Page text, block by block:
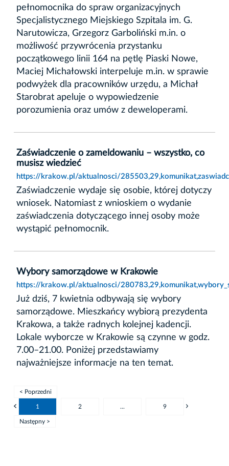
pełnomocnika do spraw organizacyjnych
Specjalistycznego Miejskiego Szpitala im. G.
Narutowicza, Grzegorz Garboliński m.in. o
możliwość przywrócenia przystanku
początkowego linii 164 na pętlę Piaski Nowe,
Maciej Michałowski interpeluje m.in. w sprawie
podwyżek dla pracowników urzędu, a Michał
Starobrat apeluje o wypowiedzenie
porozumienia oraz umów z deweloperami.
Zaświadczenie o zameldowaniu – wszystko, co
musisz wiedzieć
https://krakow.pl/aktualnosci/
Zaświadczenie wydaje się osobie, której dotyczy
wniosek. Natomiast z wnioskiem o wydanie
zaświadczenia dotyczącego innej osoby może
wystąpić pełnomocnik.
Wybory samorządowe w Krakowie
https://krakow.pl/aktualnosci/
Już dziś, 7 kwietnia odbywają się wybory
samorządowe. Mieszkańcy wybiorą prezydenta
Krakowa, a także radnych kolejnej kadencji.
Lokale wyborcze w Krakowie są czynne w godz.
7.00–21.00. Poniżej przedstawiamy
najważniejsze informacje na ten temat.
< Poprzedni
1 2 ... 9
Następny >